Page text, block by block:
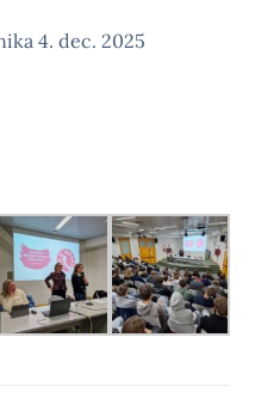
4. dec. 2025